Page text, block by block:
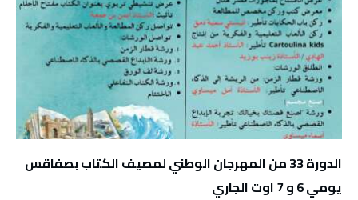
الدورة 33 من المهرجان الوطني لمصيف الكتاب بصفاقس
يومي 6 و 7 اوت الجاري